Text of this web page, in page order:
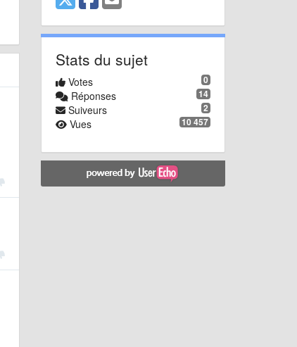
Stats du sujet
0
Votes
14
Réponses
2
Suiveurs
10 457
Vues